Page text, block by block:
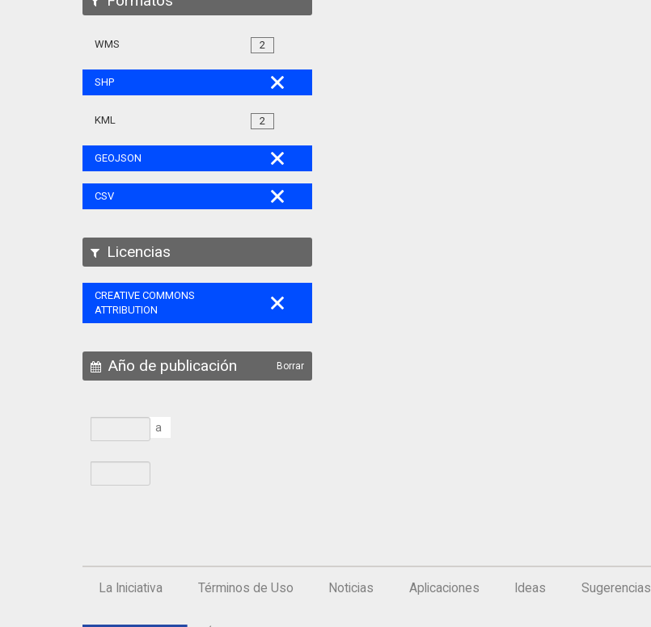
2
WMS
SHP
2
KML
GEOJSON
CSV
Licencias
CREATIVE COMMONS
ATTRIBUTION
Año de publicación Borrar
a
La Iniciativa Términos de Uso Noticias Aplicaciones Ideas Sugerencias